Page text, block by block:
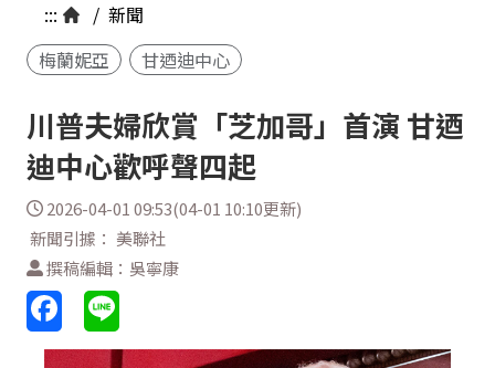
::: / 新聞
梅蘭妮亞
甘迺迪中心
川普夫婦欣賞「芝加哥」首演 甘迺
迪中心歡呼聲四起
2026-04-01 09:53(04-01 10:10更新)
新聞引據： 美聯社
撰稿編輯：吳寧康